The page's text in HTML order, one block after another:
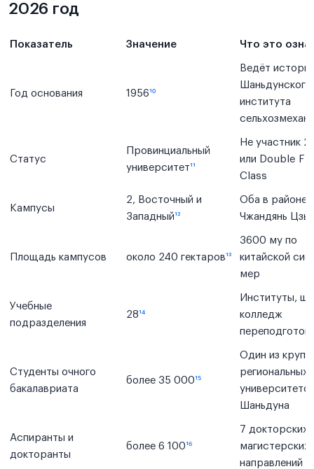
2026 год
Показатель Значение Что это
Год основания 1956¹⁰
Ведёт
Шаньдунского
института
Статус
Провинциальный
университет¹¹
Не участник
или Double
Class
Кампусы
2, Восточный и
Западный¹²
Оба в районе
Чжандянь
Площадь кампусов около 240 гектаров¹³
3600 му по
китайской
мер
Учебные
подразделения
28¹⁴
Институты,
колледж
Студенты очного
бакалавриата
более 35 000¹⁵
Один из
региональных
Шаньдуна
Аспиранты и
докторанты
более 6 100¹⁶
7 докторских
магистерских
направлений